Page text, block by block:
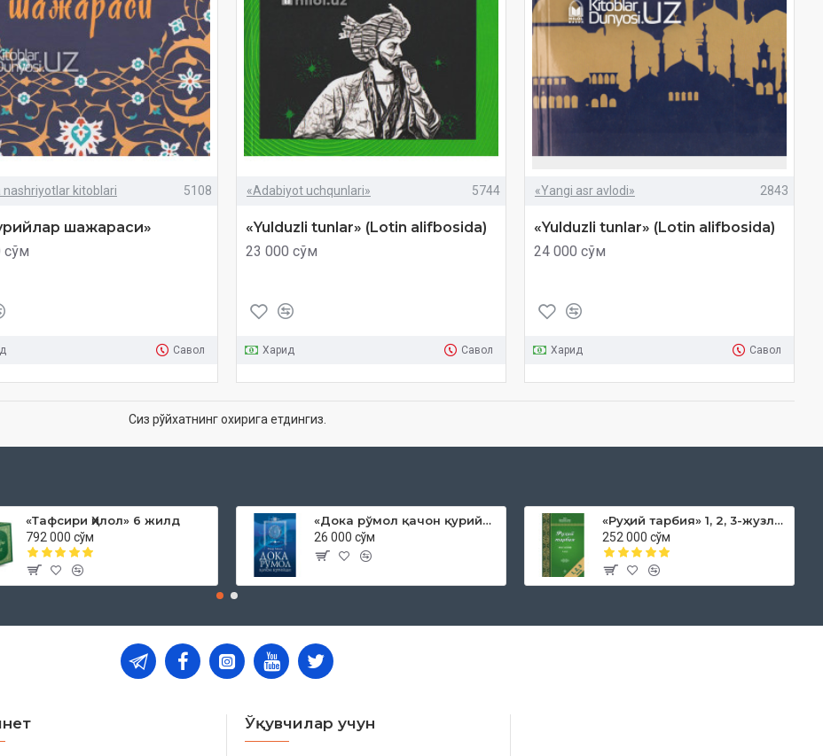
nashriyotlar kitoblari 5108
шажараси»
сўм
Савол
«Adabiyot uchqunlari» 5744
«Yulduzli tunlar»‎ (Lotin alifbosida)
23 000 сўм
Харид Савол
«Yangi asr avlodi» 2843
«Yulduzli tunlar»‎ (Lotin alifbosida)
24 000 сўм
Харид Савол
Сиз рўйхатнинг охирига етдингиз.
«Тафсири Ҳилол» 6 жилд
792 000 сўм
«Дока рўмол қачон қурийди»
26 000 сўм
«Руҳий тарбия» 1, 2, 3-жузлар
252 000 сўм
Ўқувчилар учун